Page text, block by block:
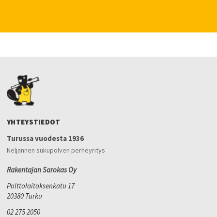
YHTEYSTIEDOT
Turussa vuodesta 1936
Neljännen sukupolven perheyritys
Rakentajan Sarokas Oy
Polttolaitoksenkatu 17
20380 Turku
02 275 2050